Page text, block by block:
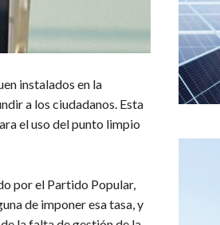
instalados en la
a los ciudadanos. Esta
el uso del punto limpio
por el Partido Popular,
de imponer esa tasa, y